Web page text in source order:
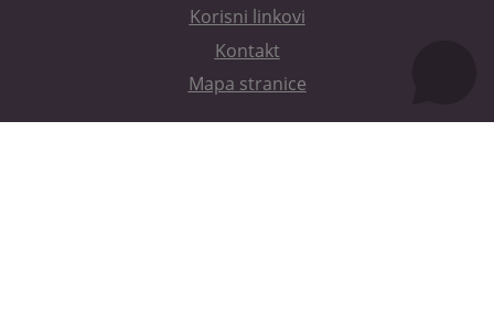
Korisni linkovi
Kontakt
Mapa stranice